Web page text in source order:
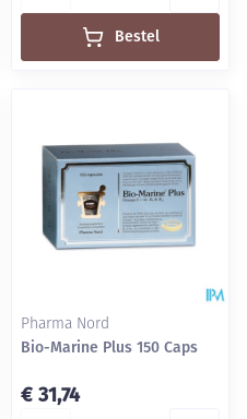
Bestel
Pharma Nord
Bio-Marine Plus 150 Caps
€ 31,74